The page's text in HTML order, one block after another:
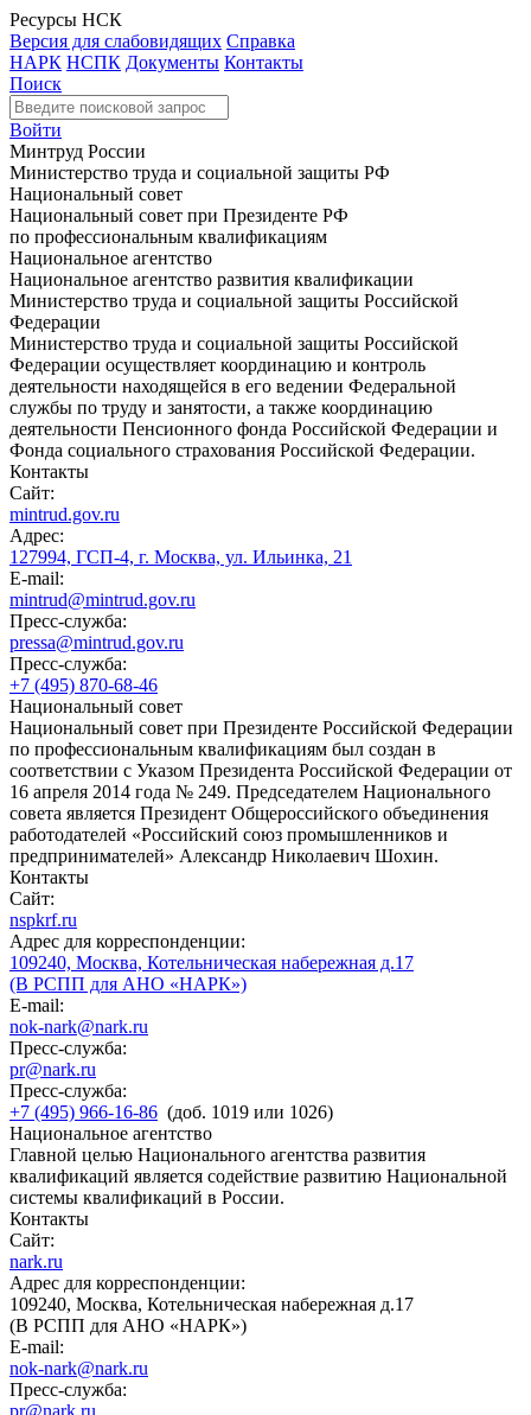
Ресурсы НСК
Версия для слабовидящих Справка
НАРК НСПК Документы Контакты
Поиск
Войти
Минтруд России
Министерство труда и социальной защиты РФ
Национальный совет
Национальный совет при Президенте РФ
по профессиональным квалификациям
Национальное агентство
Национальное агентство развития квалификации
Министерство труда и социальной защиты Российской
Федерации
Министерство труда и социальной защиты Российской
Федерации осуществляет координацию и контроль
деятельности находящейся в его ведении Федеральной
службы по труду и занятости, а также координацию
деятельности Пенсионного фонда Российской Федерации и
Фонда социального страхования Российской Федерации.
Контакты
Сайт:
mintrud.gov.ru
Адрес:
127994, ГСП-4, г. Москва, ул. Ильинка, 21
E-mail:
mintrud@mintrud.gov.ru
Пресс-служба:
pressa@mintrud.gov.ru
Пресс-служба:
+7 (495) 870-68-46
Национальный совет
Национальный совет при Президенте Российской Федерации
по профессиональным квалификациям был создан в
соответствии с Указом Президента Российской Федерации от
16 апреля 2014 года № 249. Председателем Национального
совета является Президент Общероссийского объединения
работодателей «Российский союз промышленников и
предпринимателей» Александр Николаевич Шохин.
Контакты
Сайт:
nspkrf.ru
Адрес для корреспонденции:
109240, Москва, Котельническая набережная д.17
(В РСПП для АНО «НАРК»)
E-mail:
nok-nark@nark.ru
Пресс-служба:
pr@nark.ru
Пресс-служба:
+7 (495) 966-16-86 (доб. 1019 или 1026)
Национальное агентство
Главной целью Национального агентства развития
квалификаций является содействие развитию Национальной
системы квалификаций в России.
Контакты
Сайт:
nark.ru
Адрес для корреспонденции:
109240, Москва, Котельническая набережная д.17
(В РСПП для АНО «НАРК»)
E-mail:
nok-nark@nark.ru
Пресс-служба:
pr@nark.ru